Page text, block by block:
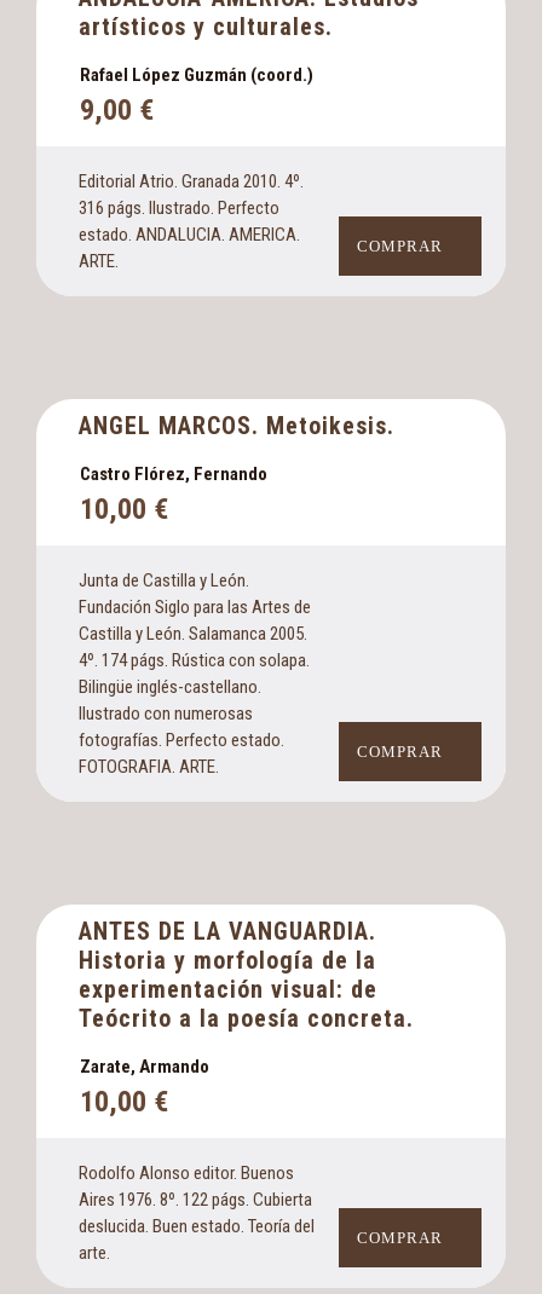
artísticos y culturales.
Rafael López Guzmán (coord.)
9,00 €
Editorial Atrio. Granada 2010. 4º.
316 págs. Ilustrado. Perfecto
estado. ANDALUCIA. AMERICA.
ARTE.
COMPRAR
ANGEL MARCOS. Metoikesis.
Castro Flórez, Fernando
10,00 €
Junta de Castilla y León.
Fundación Siglo para las Artes de
Castilla y León. Salamanca 2005.
4º. 174 págs. Rústica con solapa.
Bilingüe inglés-castellano.
Ilustrado con numerosas
fotografías. Perfecto estado.
FOTOGRAFIA. ARTE.
COMPRAR
ANTES DE LA VANGUARDIA.
Historia y morfología de la
experimentación visual: de
Teócrito a la poesía concreta.
Zarate, Armando
10,00 €
Rodolfo Alonso editor. Buenos
Aires 1976. 8º. 122 págs. Cubierta
deslucida. Buen estado. Teoría del
arte.
COMPRAR